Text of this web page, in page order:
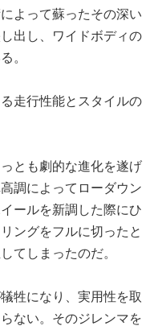
よって蘇ったその深い
出し、ワイドボディの
。
走行性能とスタイルの
とも劇的な進化を遂げ
調によってローダウン
ールを新調した際にひ
ングをフルに切ったと
てしまったのだ。
牲になり、実用性を取
ない。そのジレンマを